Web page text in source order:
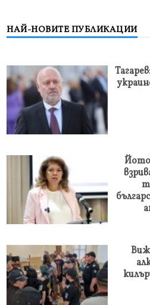
НАЙ-НОВИТЕ ПУБЛИКАЦИИ